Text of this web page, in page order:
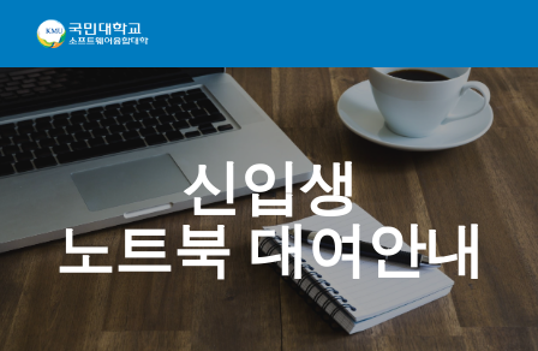
Skip to main content
신입생
노트북 대여안내